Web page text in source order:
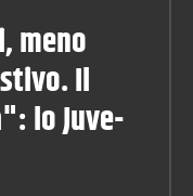
meno
Il
lo Juve-